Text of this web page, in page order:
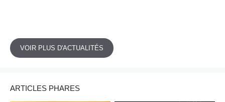
VOIR PLUS D'ACTUALITÉS
ARTICLES PHARES